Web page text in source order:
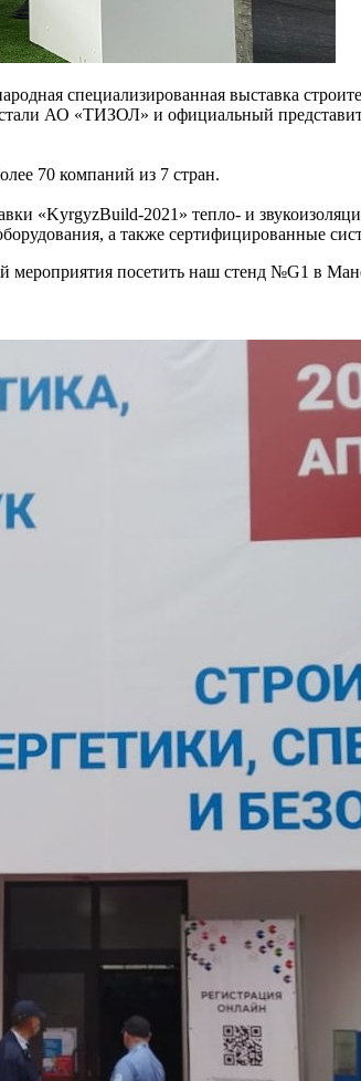
специализированная выставка
АО «ТИЗОЛ» и официальный
70 компаний из 7 стран.
2021» тепло- и
а также сертифицированные
мероприятия посетить наш стенд №G1 в